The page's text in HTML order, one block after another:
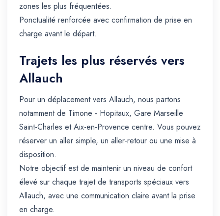
zones les plus fréquentées.
Ponctualité renforcée avec confirmation de prise en
charge avant le départ.
Trajets les plus réservés vers
Allauch
Pour un déplacement vers Allauch, nous partons
notamment de Timone - Hopitaux, Gare Marseille
Saint-Charles et Aix-en-Provence centre. Vous pouvez
réserver un aller simple, un aller-retour ou une mise à
disposition.
Notre objectif est de maintenir un niveau de confort
élevé sur chaque trajet de transports spéciaux vers
Allauch, avec une communication claire avant la prise
en charge.